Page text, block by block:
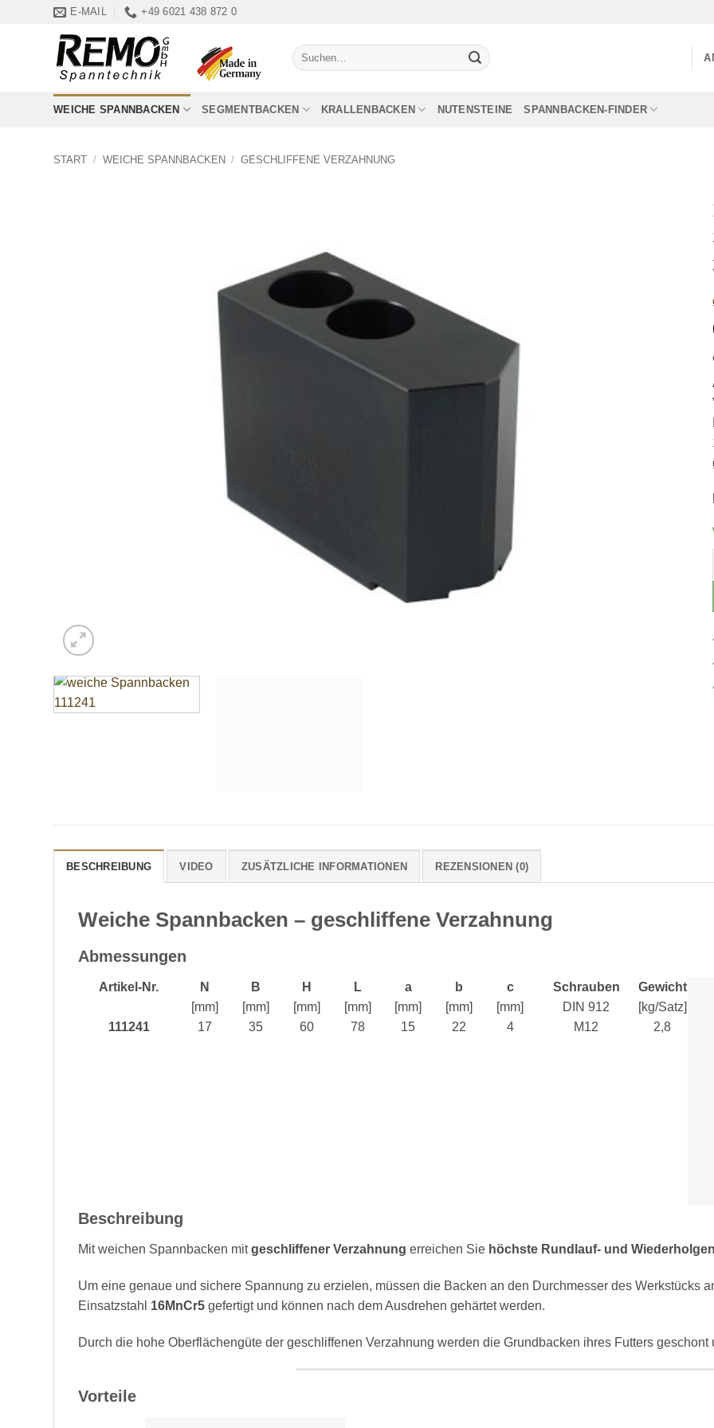
E-MAIL +49 6021 438 872 0
Suchen
nach:
WEICHE SPANNBACKEN SEGMENTBACKEN KRALLENBACKEN NUTENSTEINE SPANNBACKEN-FINDER
START / WEICHE SPANNBACKEN / GESCHLIFFENE VERZAHNUNG
BESCHREIBUNG VIDEO ZUSÄTZLICHE INFORMATIONEN REZENSIONEN (0)
Weiche Spannbacken – geschliffene Verzahnung
Abmessungen
Artikel-Nr.
111241
N
[mm]
17
B
[mm]
35
H
[mm]
60
L
[mm]
78
a
[mm]
15
b
[mm]
22
c
[mm]
4
Schrauben
DIN 912
M12
Gewicht
[kg/Satz]
2,8
Beschreibung
Mit weichen Spannbacken mitgeschliffener Verzahnung erreichen Sie höchste Rundlauf- und
Um eine genaue und sichere Spannung zu erzielen, müssen die Backen an den Durchmesser des Werkstücks
Einsatzstahl 16MnCr5 gefertigt und können nach dem Ausdrehen gehärtet werden.
Durch die hohe Oberflächengüte der geschliffenen Verzahnung werden die Grundbacken ihres Futters
Vorteile